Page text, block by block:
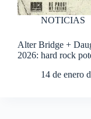
NOTICIAS
Alter Bridge +
2026: hard rock
14 de enero